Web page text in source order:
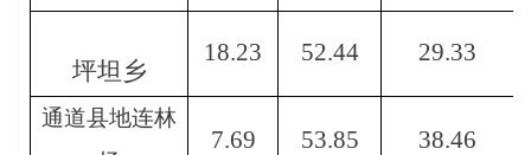
坪坦乡
18.23 52.44 29.33
通道县地连林
7.69 53.85 38.46